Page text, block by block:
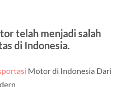
telah menjadi salah
di Indonesia.
Motor di Indonesia Dari